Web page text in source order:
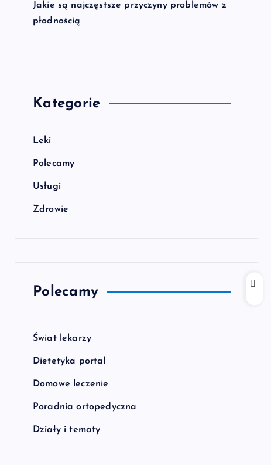
Jakie są najczęstsze przyczyny problemów z
płodnością
Kategorie
Leki
Polecamy
Usługi
Zdrowie
Polecamy
Świat lekarzy
Dietetyka portal
Domowe leczenie
Poradnia ortopedyczna
Działy i tematy